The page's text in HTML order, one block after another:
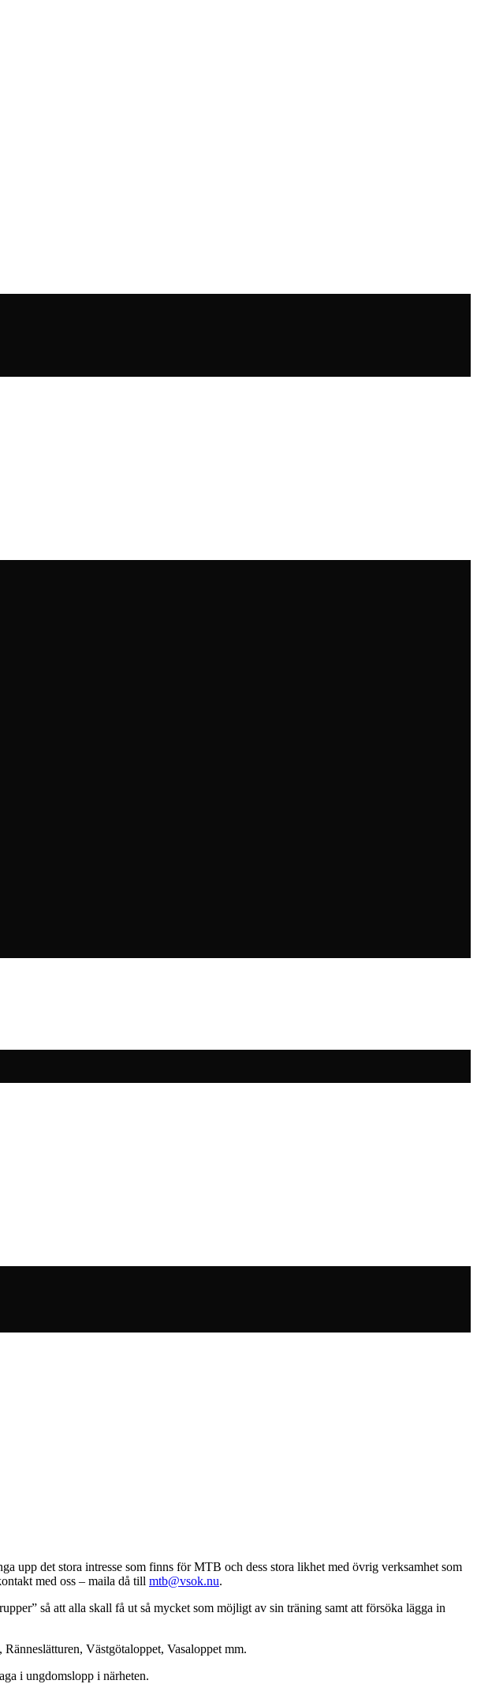
upp det stora intresse som finns för MTB och dess stora likhet med övrig verksamhet som
med oss – maila då till mtb@vsok.nu.
så att alla skall få ut så mycket som möjligt av sin träning samt att försöka lägga in
Västgötaloppet, Vasaloppet mm.
i ungdomslopp i närheten.